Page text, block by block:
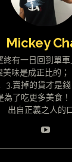
Mickey
終有一日回到單
美味是成正比的
3.賣掉的貨才是
為了吃更多美食
出自正義之人的